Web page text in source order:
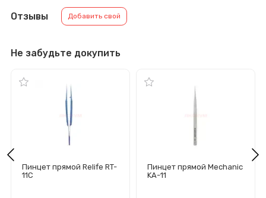
Отзывы Добавить свой
Не забудьте докупить
Пинцет прямой Relife RT-
11C
Пинцет прямой Mechanic
KA-11